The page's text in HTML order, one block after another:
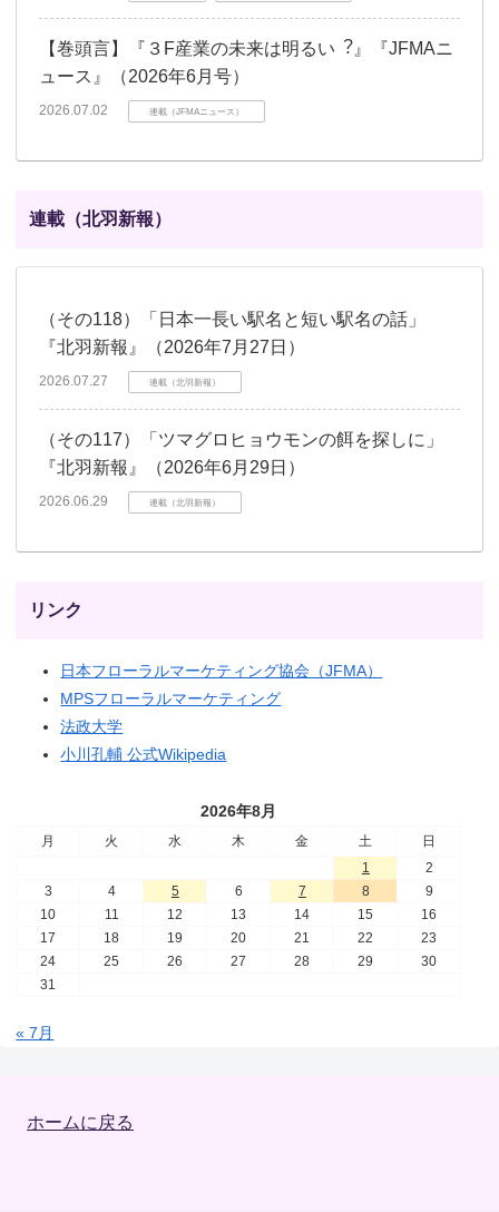
【巻頭言】『３F産業の未来は明るい︖』『JFMAニ
ュース』（2026年6月号）
2026.07.02 連載（JFMAニュース）
連載（北羽新報）
（その118）「日本一長い駅名と短い駅名の話」
『北羽新報』（2026年7月27日）
2026.07.27 連載（北羽新報）
（その117）「ツマグロヒョウモンの餌を探しに」
『北羽新報』（2026年6月29日）
2026.06.29 連載（北羽新報）
リンク
日本フローラルマーケティング協会（JFMA）
MPSフローラルマーケティング
法政大学
小川孔輔 公式Wikipedia
2026年8月
月 火 水 木 金 土
日
1
2
3
4 5 6 7 8
9
10
11 12 13 14 15
16
17
18 19 20 21 22
23
24
25 26 27 28 29
30
31
« 7月
ホームに戻る